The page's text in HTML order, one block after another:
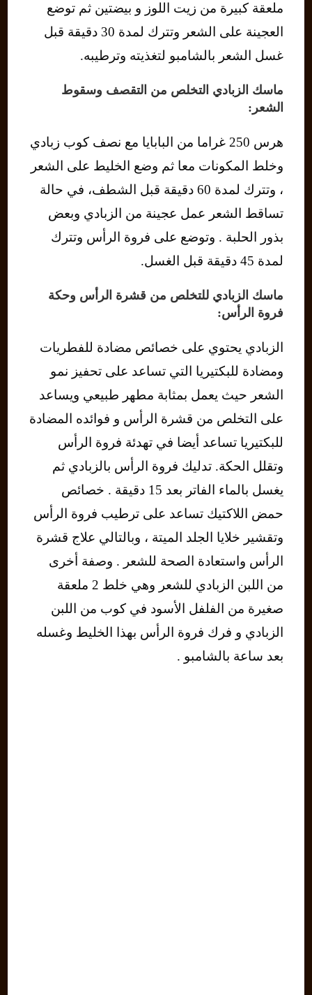
ملعقة كبيرة من زيت اللوز و بيضتين ثم توضع
العجينة على الشعر وتترك لمدة 30 دقيقة قبل
غسل الشعر بالشامبو لتغذيته وترطيبه.
ماسك الزبادي التخلص من التقصف وسقوط
الشعر:
هرس 250 غراما من البابايا مع نصف كوب زبادي
وخلط المكونات معا ثم وضع الخليط على الشعر
، وتترك لمدة 60 دقيقة قبل الشطف، في حالة
تساقط الشعر عمل عجينة من الزبادي وبعض
بذور الحلبة . وتوضع على فروة الرأس وتترك
لمدة 45 دقيقة قبل الغسل.
ماسك الزبادي للتخلص من قشرة الرأس وحكة
فروة الرأس:
الزبادي يحتوي على خصائص مضادة للفطريات
ومضادة للبكتيريا التي تساعد على تحفيز نمو
الشعر حيث يعمل بمثابة مطهر طبيعي ويساعد
على التخلص من قشرة الرأس و فوائده المضادة
للبكتيريا تساعد أيضا في تهدئة فروة الرأس
وتقلل الحكة. تدليك فروة الرأس بالزبادي ثم
يغسل بالماء الفاتر بعد 15 دقيقة . خصائص
حمض اللاكتيك تساعد على ترطيب فروة الرأس
وتقشير خلايا الجلد الميتة ، وبالتالي علاج قشرة
الرأس واستعادة الصحة للشعر . وصفة أخرى
من اللبن الزبادي للشعر وهي خلط 2 ملعقة
صغيرة من الفلفل الأسود في كوب من اللبن
الزبادي و فرك فروة الرأس بهذا الخليط وغسله
بعد ساعة بالشامبو .